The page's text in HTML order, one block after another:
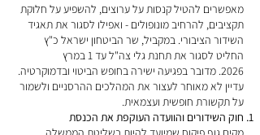
מאפשרים להטיל קנסות על ערוצים, להשפיע על חלוקת
תקציבים, להרחיב מונופולים - ואפילו לסגור את תאגיד
השידור הציבורי. במקביל, שר הביטחון ישראל כ"ץ
החליט לסגור את תחנת גלי צה"ל עד 1 במרץ
2026. מדובר בפגיעה ישירה בחופש הביטוי ובדמוקרטיה.
עדיין לא מאוחר לעצור את המהלכים ההרסניים ולשמור
על תקשורת חופשית ועצמאית.
חוק השידורים והוועדה העוקפת את הכנסת